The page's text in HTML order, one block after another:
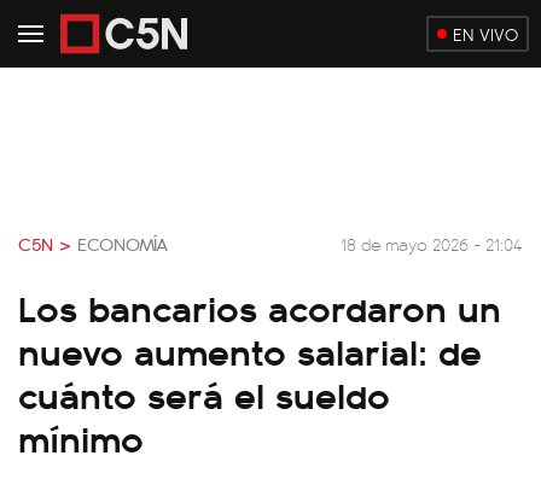
EN VIVO
C5N > ECONOMÍA 18 de mayo 2026 - 21:04
Los bancarios acordaron un
nuevo aumento salarial: de
cuánto será el sueldo
mínimo